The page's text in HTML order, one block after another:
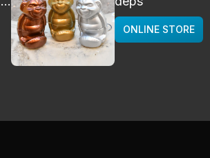
ONLINE STORE